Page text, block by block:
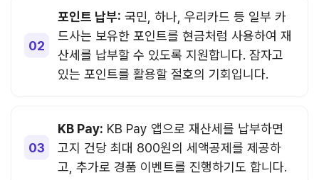
포인트 납부: 국민, 하나, 우리카드 등 일부 카
드사는 보유한 포인트를 현금처럼 사용하여 재
산세를 납부할 수 있도록 지원합니다. 잠자고
있는 포인트를 활용할 절호의 기회입니다.
KB Pay: KB Pay 앱으로 재산세를 납부하면
고지 건당 최대 800원의 세액공제를 제공하
고, 추가로 경품 이벤트를 진행하기도 합니다.